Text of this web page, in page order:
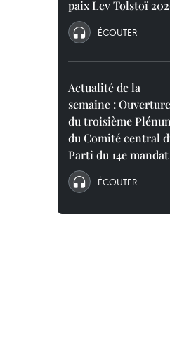
paix Lev Tolstoï
ÉCOUTER
Actualité de la
semaine : Ouverture
du troisième
du Comité central
Parti du 14e mandat
ÉCOUTER